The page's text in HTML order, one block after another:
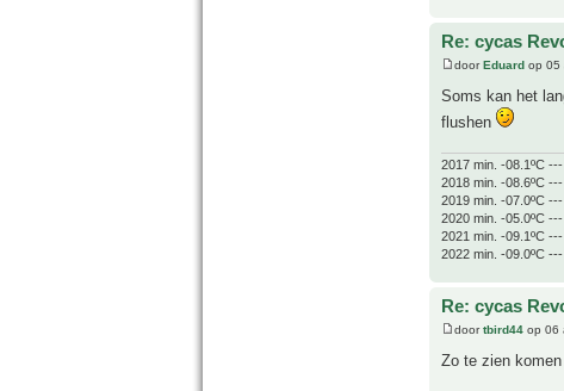
Re: cycas
doorEduard op 05
Soms kan het
flushen
2017 min. -08.1ºC
2018 min. -08.6ºC
2019 min. -07.0ºC
2020 min. -05.0ºC
2021 min. -09.1ºC
2022 min. -09.0ºC
Re: cycas
doortbird44 op 06
Zo te zien